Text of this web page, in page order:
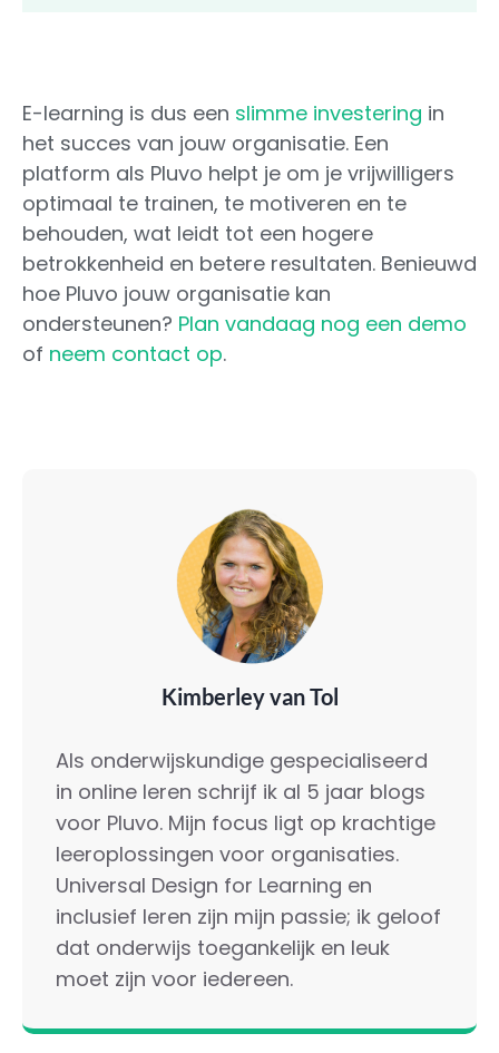
E-learning is dus een slimme investering in
het succes van jouw organisatie. Een
platform als Pluvo helpt je om je vrijwilligers
optimaal te trainen, te motiveren en te
behouden, wat leidt tot een hogere
betrokkenheid en betere resultaten. Benieuwd
hoe Pluvo jouw organisatie kan
ondersteunen? Plan vandaag nog een demo
of neem contact op.
Kimberley van Tol
Als onderwijskundige gespecialiseerd
in online leren schrijf ik al 5 jaar blogs
voor Pluvo. Mijn focus ligt op krachtige
leeroplossingen voor organisaties.
Universal Design for Learning en
inclusief leren zijn mijn passie; ik geloof
dat onderwijs toegankelijk en leuk
moet zijn voor iedereen.